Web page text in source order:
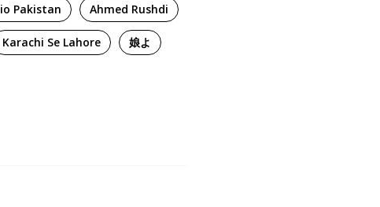
Pakistan Ahmed Rushdi
Karachi Se Lahore 娘よ